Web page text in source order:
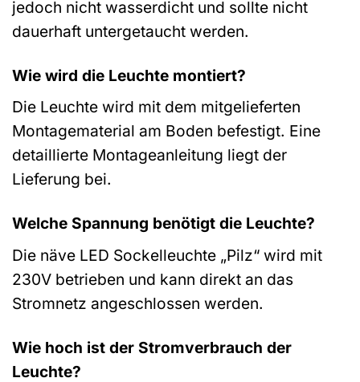
jedoch nicht wasserdicht und sollte nicht
dauerhaft untergetaucht werden.
Wie wird die Leuchte montiert?
Die Leuchte wird mit dem mitgelieferten
Montagematerial am Boden befestigt. Eine
detaillierte Montageanleitung liegt der
Lieferung bei.
Welche Spannung benötigt die Leuchte?
Die näve LED Sockelleuchte „Pilz“ wird mit
230V betrieben und kann direkt an das
Stromnetz angeschlossen werden.
Wie hoch ist der Stromverbrauch der
Leuchte?